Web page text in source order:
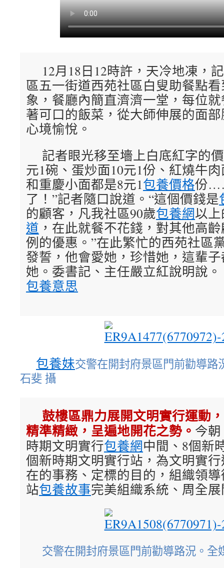
12月18日12時許，天冷地凍，
區五一街道西苑社區白叟助餐點
象，餐廳內簡直濟濟一堂，每位
著可口的飯菜，從大師伸展的面
心境愉悅。
記者眼光移至墻上白底紅字的
元1碗、蛋炒面10元1份、紅燒牛
和重慶小面都是8元1包養價格份
了！”記者隨口說道。“這個價錢是
的顧客，凡我社區90歲包養網以
道 ，在此就餐不花錢，對其他高
例的優惠。”在此繁忙的西苑社區
發誓，他會愛她，珍惜她，這輩
她。委書記、主任嚴立紅說明說。
包養意思
包養妹交警在開封府景區門前勸導路
石斐 攝
鼓樓區鼎力展開文明實行運動
精準精緻，呈遍地開花之勢。 今
時期文明實行包養網中間、8個新
個新時期文明實行站，為文明實
在的事務、定標的目的，組織領
站包養故事完美組織系統、周全
交警在開封府景區門前勸導路況。全